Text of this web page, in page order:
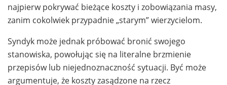
najpierw pokrywać bieżące koszty i zobowiązania masy,
zanim cokolwiek przypadnie „starym” wierzycielom.
Syndyk może jednak próbować bronić swojego
stanowiska, powołując się na literalne brzmienie
przepisów lub niejednoznaczność sytuacji. Być może
argumentuje, że koszty zasądzone na rzecz